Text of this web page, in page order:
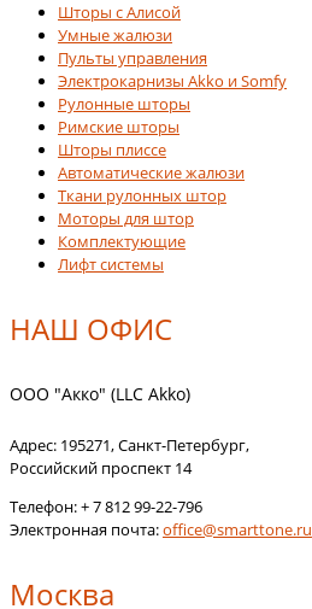
Шторы с Алисой
Умные жалюзи
Пульты управления
Электрокарнизы Akko и Somfy
Рулонные шторы
Римские шторы
Шторы плиссе
Автоматические жалюзи
Ткани рулонных штор
Моторы для штор
Комплектующие
Лифт системы
НАШ ОФИС
ООО "Акко" (LLC Akko)
Адрес: 195271,Санкт-Петербург,
Российский проспект 14
Телефон:+ 7 812 99-22-796
Электронная почта:office@smarttone.ru
Москва